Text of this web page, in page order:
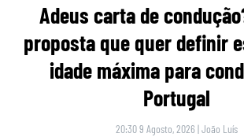
Adeus carta de
proposta que quer definir
idade máxima para
Portugal
20:30 9 Agosto, 2026 |João Luís